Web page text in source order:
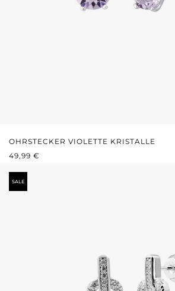
OHRSTECKER VIOLETTE KRISTALLE
REGULÄRER PREIS:
49,99 €
SALE